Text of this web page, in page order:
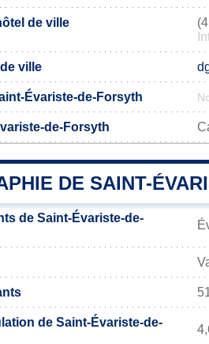
de ville
ville
Évariste-de-Forsyth
de-Forsyth
DE SAINT-
de Saint-Évariste-de-
de Saint-Évariste-de-